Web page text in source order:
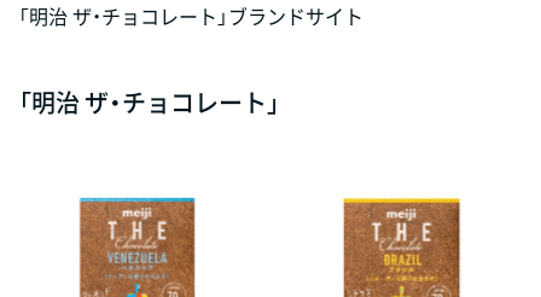
「明治 ザ・チョコレート」ブランドサイト
「明治 ザ・チョコレート」